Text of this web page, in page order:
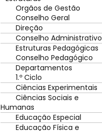
Orgãos de Gestão
Conselho Geral
Direção
Conselho Administrativo
Estruturas Pedagógicas
Conselho Pedagógico
Departamentos
1.º Ciclo
Ciências Experimentais
Ciências Sociais e
Humanas
Educação Especial
Educação Física e